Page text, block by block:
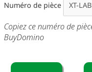
Numéro de pièce
Copiez ce numéro de
BuyDomino